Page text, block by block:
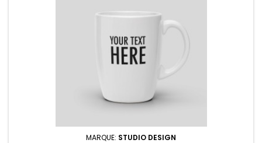
MARQUE: STUDIO DESIGN